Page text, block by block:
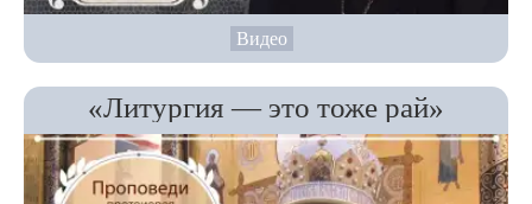
Видео
«Литургия — это тоже рай»